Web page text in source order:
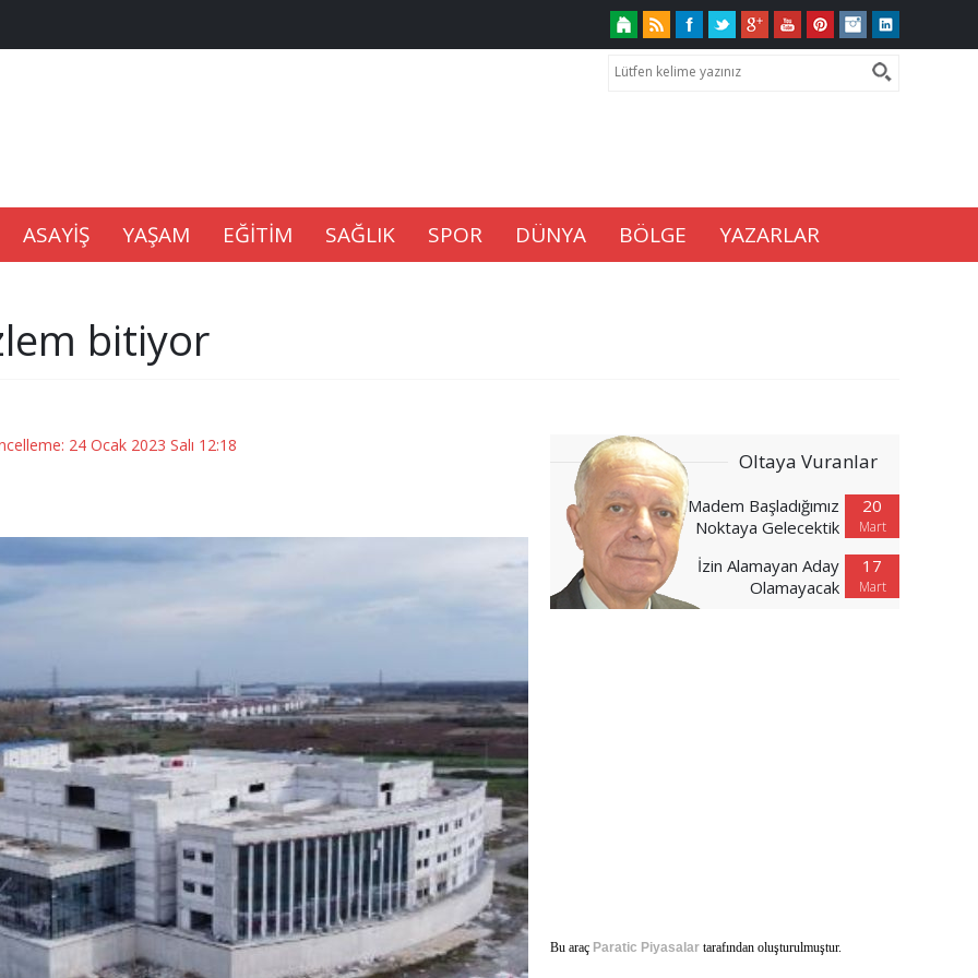
Geliyor
ASAYİŞ YAŞAM EĞİTİM SAĞLIK SPOR DÜNYA BÖLGE YAZARLAR
bitiyor
24 Ocak 2023 Salı 12:18
Oltaya Vuranlar
20
Mart
Madem Başladığımız
Noktaya Gelecektik
17
Mart
İzin Alamayan Aday
Olamayacak
Bu araç Paratic Piyasalar tarafından oluşturulmuştur.